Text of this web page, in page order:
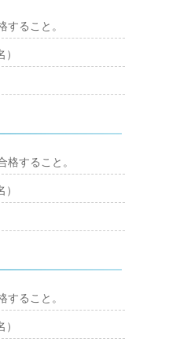
すること。
格すること。
すること。